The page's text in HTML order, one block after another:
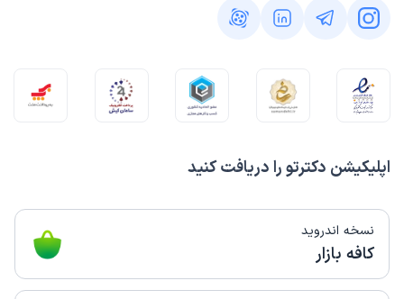
اپلیکیشن دکترتو را دریافت کنید
نسخه اندروید
کافه بازار